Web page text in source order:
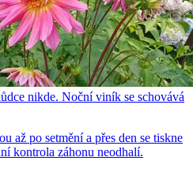
nikde. Noční viník se schovává
až po setmění a přes den se tiskne
kontrola záhonu neodhalí.